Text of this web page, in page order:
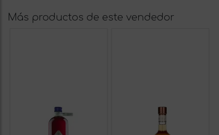
Más productos de este vendedor